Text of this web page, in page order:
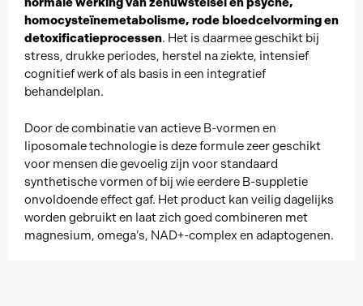
homocysteïnemetabolisme, rode bloedcelvorming en
detoxificatieprocessen. Het is daarmee geschikt bij
stress, drukke periodes, herstel na ziekte, intensief
cognitief werk of als basis in een integratief
behandelplan.
Door de combinatie van actieve B-vormen en
liposomale technologie is deze formule zeer geschikt
voor mensen die gevoelig zijn voor standaard
synthetische vormen of bij wie eerdere B-suppletie
onvoldoende effect gaf. Het product kan veilig dagelijks
worden gebruikt en laat zich goed combineren met
magnesium, omega’s, NAD+-complex en adaptogenen.